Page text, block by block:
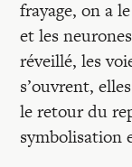
frayage, on a
et les
réveillé, les
s’ouvrent,
le retour du
symbolisation